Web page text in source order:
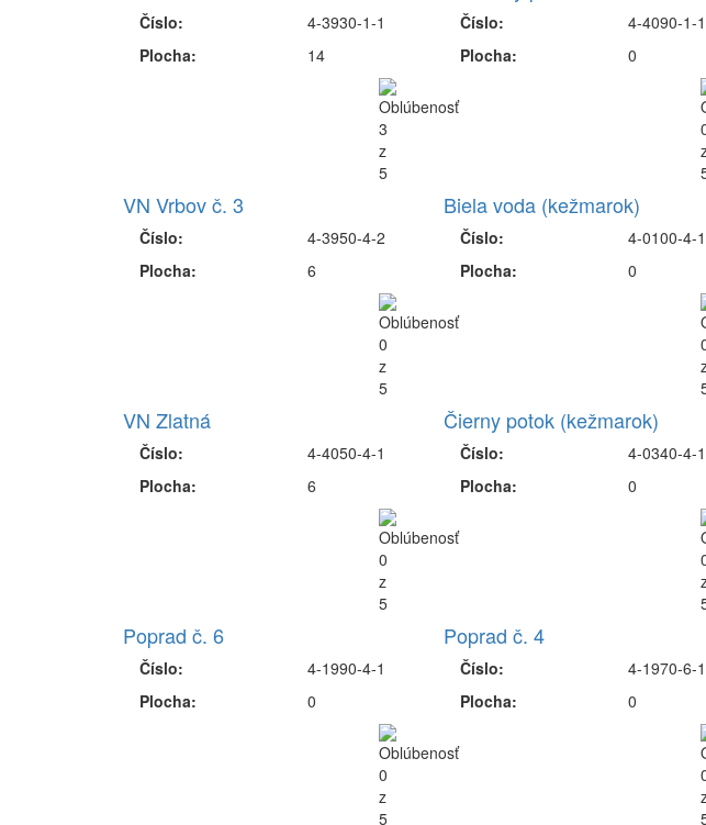
Číslo:
Plocha:
4-3930-1-1
14
Číslo:
Plocha:
4-4090-1-1
0
VN Vrbov č. 3
Číslo:
Plocha:
4-3950-4-2
6
Biela voda (kežmarok)
Číslo:
Plocha:
4-0100-4-1
0
VN Zlatná
Číslo:
Plocha:
4-4050-4-1
6
Čierny potok (kežmarok)
Číslo:
Plocha:
4-0340-4-1
0
Poprad č. 6
Číslo:
Plocha:
4-1990-4-1
0
Poprad č. 4
Číslo:
Plocha:
4-1970-6-1
0